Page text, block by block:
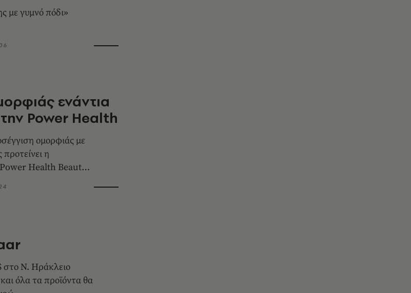
με γυμνό πόδι»
ενάντια
Power Health
ομορφιάς με
η
Health Beauty
στο Ν. Ηράκλειο